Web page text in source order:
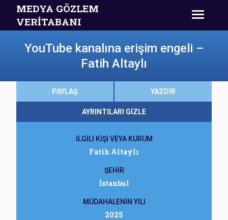
MEDYA GÖZLEM
VERİTABANI
YouTube kanalına erişim engeli –
Fatih Altaylı
PAYLAŞ YAZDIR
AYRINTILARI GİZLE
İLGİLİ KİŞİ VEYA KURUM
Fatih Altaylı
ŞEHİR
İstanbul
MÜDAHALENİN YILI
2025